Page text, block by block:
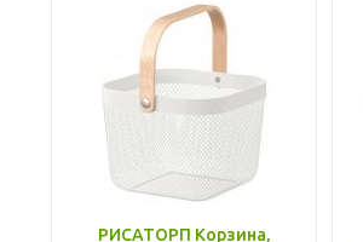
РИСАТОРП Корзина,